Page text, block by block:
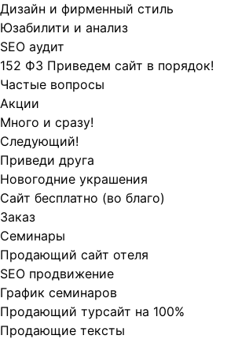
Дизайн и фирменный стиль
Юзабилити и анализ
SEO аудит
152 ФЗ Приведем сайт в порядок!
Частые вопросы
Акции
Много и сразу!
Следующий!
Приведи друга
Новогодние украшения
Сайт бесплатно (во благо)
Заказ
Cеминары
Продающий сайт отеля
SEO продвижение
График семинаров
Продающий турсайт на 100%
Продающие тексты